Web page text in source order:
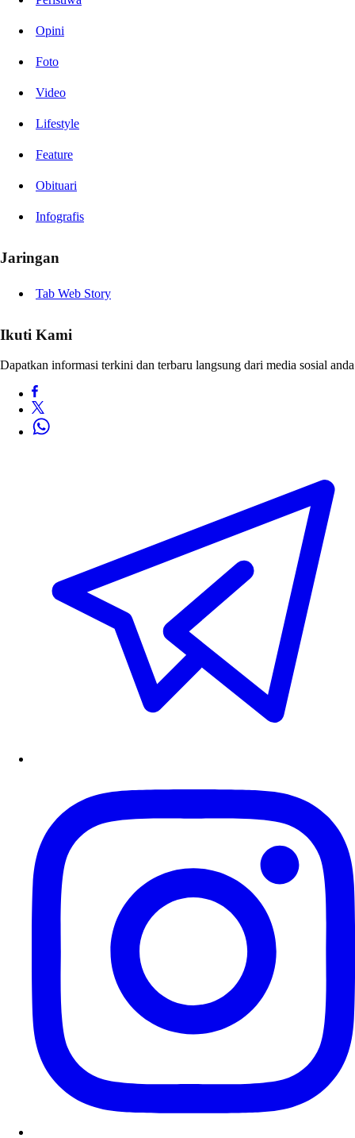
Opini
Foto
Video
Lifestyle
Feature
Obituari
Infografis
Jaringan
Tab Web Story
Ikuti Kami
Dapatkan informasi terkini dan terbaru langsung dari media sosial anda